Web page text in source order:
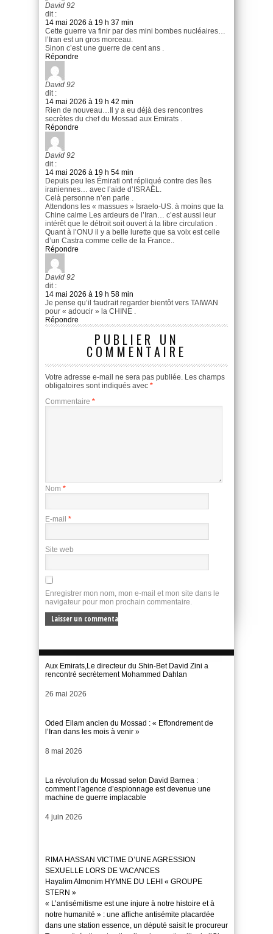
David 92
dit :
14 mai 2026 à 19 h 37 min
Cette guerre va finir par des mini bombes nucléaires…
l’Iran est un gros morceau.
Sinon c’est une guerre de cent ans .
Répondre
David 92
dit :
14 mai 2026 à 19 h 42 min
Rien de nouveau…Il y a eu déjà des rencontres
secrètes du chef du Mossad aux Emirats .
Répondre
David 92
dit :
14 mai 2026 à 19 h 54 min
Depuis peu les Émirati ont répliqué contre des îles
iraniennes… avec l’aide d’ISRAËL.
Celà personne n’en parle .
Attendons les « massues » Israelo-US. à moins que la
Chine calme Les ardeurs de l’Iran… c’est aussi leur
intérêt que le détroit soit ouvert à la libre circulation .
Quant à l’ONU il y a belle lurette que sa voix est celle
d’un Castra comme celle de la France..
Répondre
David 92
dit :
14 mai 2026 à 19 h 58 min
Je pense qu’il faudrait regarder bientôt vers TAIWAN
pour « adoucir » la CHINE .
Répondre
PUBLIER UN
COMMENTAIRE
Votre adresse e-mail ne sera pas publiée. Les champs
obligatoires sont indiqués avec *
Commentaire *
Nom *
E-mail *
Site web
Enregistrer mon nom, mon e-mail et mon site dans le
navigateur pour mon prochain commentaire.
Aux Emirats,Le directeur du Shin-Bet David Zini a
rencontré secrètement Mohammed Dahlan
Date
26 mai 2026
Oded Eilam ancien du Mossad : « Effondrement de
l’Iran dans les mois à venir »
Date
8 mai 2026
La révolution du Mossad selon David Barnea :
comment l’agence d’espionnage est devenue une
machine de guerre implacable
Date
4 juin 2026
RIMA HASSAN VICTIME D’UNE AGRESSION
SEXUELLE LORS DE VACANCES
Hayalim Almonim HYMNE DU LEHI « GROUPE
STERN »
« L’antisémitisme est une injure à notre histoire et à
notre humanité » : une affiche antisémite placardée
dans une station essence, un député saisit le procureur